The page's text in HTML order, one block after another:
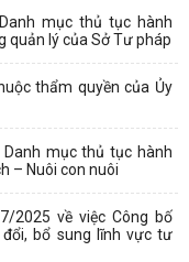
mục thủ tục hành
quản lý của Sở Tư pháp
thẩm quyền của Ủy
Danh mục thủ tục hành
– Nuôi con nuôi
2025 về việc Công bố
bổ sung lĩnh vực tư